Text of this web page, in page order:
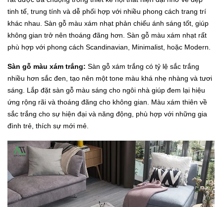
tinh tế, trung tính và dễ phối hợp với nhiều phong cách trang trí
khác nhau. Sàn gỗ màu xám nhạt phản chiếu ánh sáng tốt, giúp
không gian trở nên thoáng đãng hơn. Sàn gỗ màu xám nhạt rất
phù hợp với phong cách Scandinavian, Minimalist, hoặc Modern.
Sàn gỗ màu xám trắng: Sàn gỗ xám trắng có tỷ lệ sắc trắng
nhiều hơn sắc đen, tạo nên một tone màu khá nhẹ nhàng và tươi
sáng. Lắp đặt sàn gỗ màu sáng cho ngôi nhà giúp đem lại hiệu
ứng rộng rãi và thoáng đãng cho không gian. Màu xám thiên về
sắc trắng cho sự hiện đại và năng động, phù hợp với những gia
đình trẻ, thích sự mới mẻ.